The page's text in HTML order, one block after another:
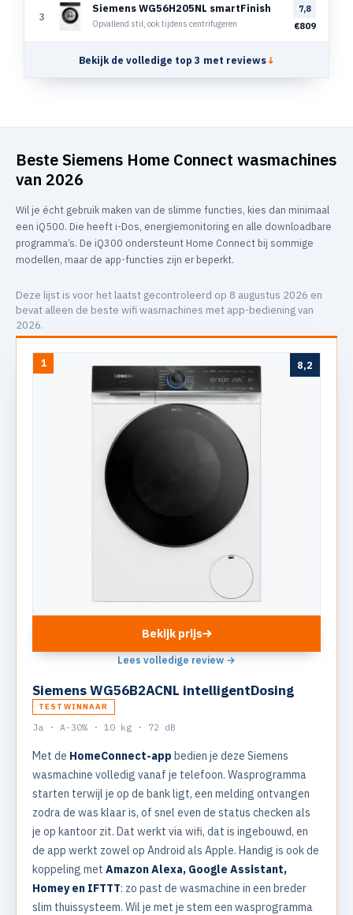
3
Siemens WG56H205NL smartFinish
Opvallend stil, ook tijdens centrifugeren
7,8
€809
Bekijk de volledige top 3 met reviews↓
Beste Siemens Home Connect wasmachines
van 2026
Wil je écht gebruik maken van de slimme functies, kies dan minimaal
een iQ500. Die heeft i-Dos, energiemonitoring en alle downloadbare
programma’s. De iQ300 ondersteunt Home Connect bij sommige
modellen, maar de app-functies zijn er beperkt.
Deze lijst is voor het laatst gecontroleerd op 8 augustus 2026 en
bevat alleen de beste wifi wasmachines met app-bediening van
2026.
1 8,2
Bekijk prijs
Lees volledige review →
Siemens WG56B2ACNL intelligentDosing
TESTWINNAAR
Ja · A-30% · 10 kg · 72 dB
Met de HomeConnect-app bedien je deze Siemens
wasmachine volledig vanaf je telefoon. Wasprogramma
starten terwijl je op de bank ligt, een melding ontvangen
zodra de was klaar is, of snel even de status checken als
je op kantoor zit. Dat werkt via wifi, dat is ingebouwd, en
de app werkt zowel op Android als Apple. Handig is ook de
koppeling met Amazon Alexa, Google Assistant,
Homey en IFTTT: zo past de wasmachine in een breder
slim thuissysteem. Wil je met je stem een wasprogramma